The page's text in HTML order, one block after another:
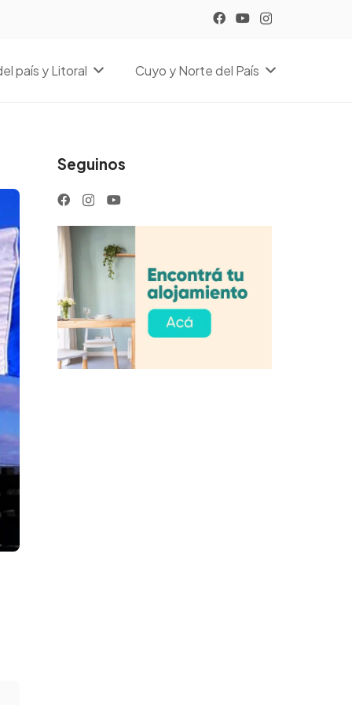
país y Litoral Cuyo y Norte del País
Seguinos